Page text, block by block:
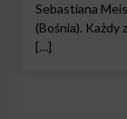
Sebastiana
(Bośnia).
[…]